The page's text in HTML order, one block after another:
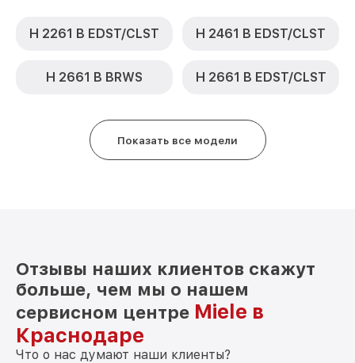
H 2261 B EDST/CLST H 2461 B EDST/CLST
H 2661 B BRWS H 2661 B EDST/CLST
Показать все модели
Отзывы наших клиентов скажут
больше, чем мы о нашем
сервисном центре Miele в
Краснодаре
Что о нас думают наши клиенты?